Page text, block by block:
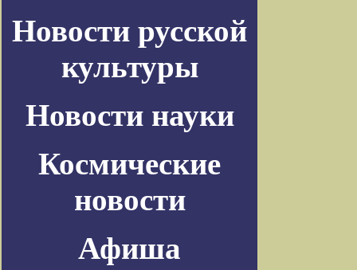
Новости русской
культуры
Новости науки
Космические
новости
Афиша